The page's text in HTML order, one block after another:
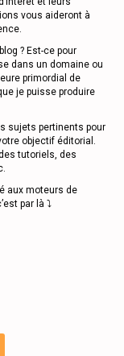
vous aideront à
? Est-ce pour
dans un domaine ou
primordial de
je puisse produire
sujets pertinents pour
objectif éditorial.
tutoriels, des
aux moteurs de
par là ⤵️